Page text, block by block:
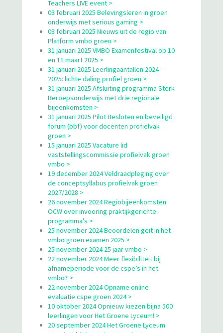
Teachers LIVE event >
03 februari 2025 Belevingsleren in groen
onderwijs met serious gaming >
03 februari 2025 Nieuws uit de regio van
Platform vmbo groen >
31 januari 2025 VMBO Examenfestival op 10
en 11 maart 2025 >
31 januari 2025 Leerlingaantallen 2024-
2025: lichte daling profiel groen >
31 januari 2025 Afsluiting programma Sterk
Beroepsonderwijs met drie regionale
bijeenkomsten >
31 januari 2025 Pilot Besloten en beveiligd
forum (bbf) voor docenten profielvak
groen >
15 januari 2025 Vacature lid
vaststellingscommissie profielvak groen
vmbo >
19 december 2024 Veldraadpleging over
de conceptsyllabus profielvak groen
2027/2028 >
26 november 2024 Regiobijeenkomsten
OCW over invoering praktijkgerichte
programma’s >
25 november 2024 Beoordelen geit in het
vmbo groen examen 2025 >
25 november 2024 25 jaar vmbo >
22 november 2024 Meer flexibiliteit bij
afnameperiode voor de cspe’s in het
vmbo? >
22 november 2024 Opname online
evaluatie cspe groen 2024 >
10 oktober 2024 Opnieuw kiezen bijna 500
leerlingen voor Het Groene Lyceum! >
20 september 2024 Het Groene Lyceum